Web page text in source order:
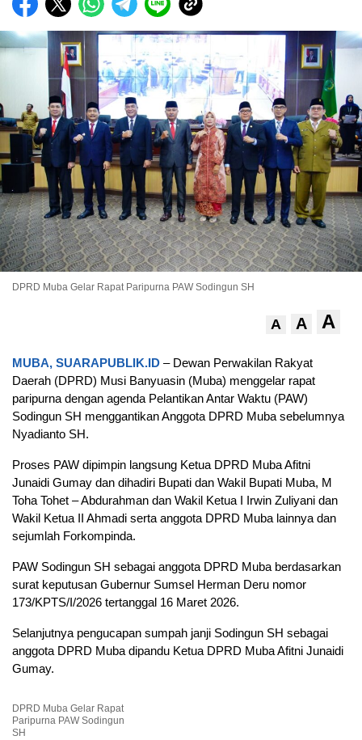
DPRD Muba Gelar Rapat Paripurna PAW Sodingun SH
A A A
MUBA, SUARAPUBLIK.ID – Dewan Perwakilan Rakyat
Daerah (DPRD) Musi Banyuasin (Muba) menggelar rapat
paripurna dengan agenda Pelantikan Antar Waktu (PAW)
Sodingun SH menggantikan Anggota DPRD Muba sebelumnya
Nyadianto SH.
Proses PAW dipimpin langsung Ketua DPRD Muba Afitni
Junaidi Gumay dan dihadiri Bupati dan Wakil Bupati Muba, M
Toha Tohet – Abdurahman dan Wakil Ketua I Irwin Zuliyani dan
Wakil Ketua II Ahmadi serta anggota DPRD Muba lainnya dan
sejumlah Forkompinda.
PAW Sodingun SH sebagai anggota DPRD Muba berdasarkan
surat keputusan Gubernur Sumsel Herman Deru nomor
173/KPTS/I/2026 tertanggal 16 Maret 2026.
Selanjutnya pengucapan sumpah janji Sodingun SH sebagai
anggota DPRD Muba dipandu Ketua DPRD Muba Afitni Junaidi
Gumay.
DPRD Muba Gelar Rapat
Paripurna PAW Sodingun
SH